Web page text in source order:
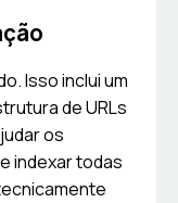
Isso inclui um
de URLs
os
indexar todas